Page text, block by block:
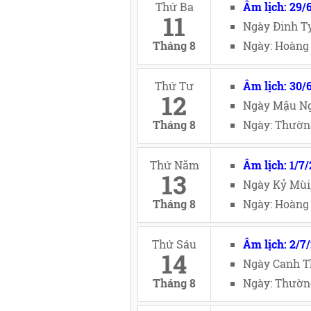
Thứ Ba
11
Tháng 8
Âm lịch: 29/
Ngày Đinh
Ngày:
Thứ Tư
12
Tháng 8
Âm lịch: 30/
Ngày Mậu
Ngày:
Thứ Năm
13
Tháng 8
Âm lịch: 1/7/
Ngày Kỷ
Ngày:
Thứ Sáu
14
Tháng 8
Âm lịch: 2/
Ngày Canh
Ngày: